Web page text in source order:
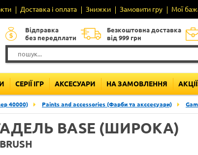
Доставка і оплата Знижки Замовити гру Мої
Відправка
без передплати
Безкоштовна доставка
від 999 грн
СЕРІЇ ІГР АКСЕСУАРИ НА ЗАМОВЛЕННЯ
40000) Paints and accessories (Фарби та акссесуари)
BASE (ШИРОКА)